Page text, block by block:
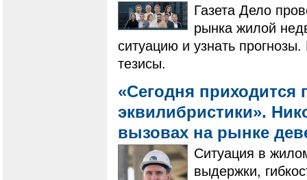
Газета Дело
рынка жилой
ситуацию и узнать
тезисы.
«Сегодня приходится
эквилибристики».
вызовах на рынке
Ситуация в
выдержки,